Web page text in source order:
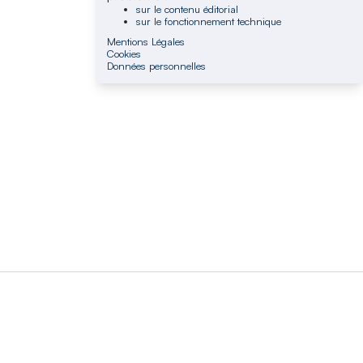
sur le contenu éditorial
sur le fonctionnement technique
Mentions Légales
Cookies
Données personnelles